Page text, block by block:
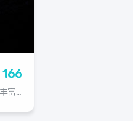
166
小主游戏为何开不了？在如今的游戏世界里，一款好的游戏，除了拥有吸引人的画面、丰富多样的玩法和良好的用户体验之外，最关键的就是它的稳定性，有时候我们在尝试玩一款新游戏时，却发现无论我们怎么操作或者配置，都无法顺利启动游戏，究竟...